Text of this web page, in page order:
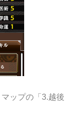
ップの「3.越後